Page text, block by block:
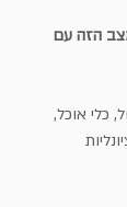
הזה עם
כלי אוכל,